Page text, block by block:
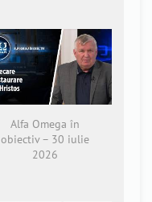
Alfa Omega în
obiectiv – 30 iulie
2026